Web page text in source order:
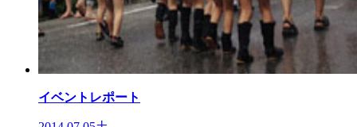
イベントレポート